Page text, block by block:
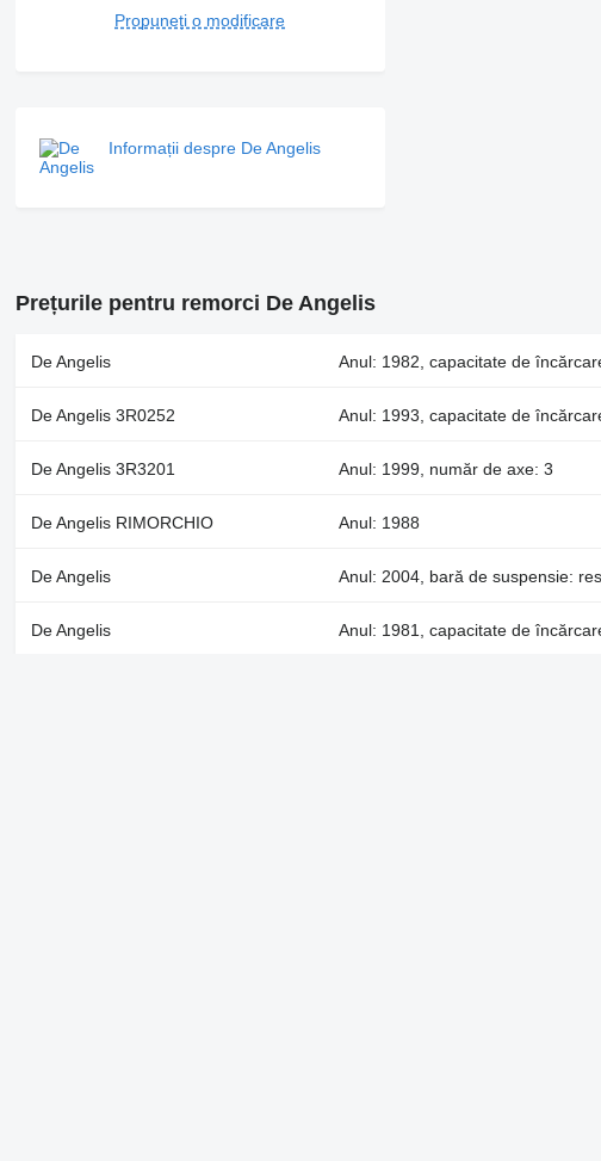
Propuneți o modificare
Informații despre De Angelis
Prețurile pentru remorci De Angelis
De Angelis Anul: 1982, capacitate de
De Angelis 3R0252 Anul: 1993, capacitate de
De Angelis 3R3201 Anul: 1999, număr de axe: 3
De Angelis RIMORCHIO Anul: 1988
De Angelis Anul: 2004, bară de suspensie:
De Angelis Anul: 1981, capacitate de